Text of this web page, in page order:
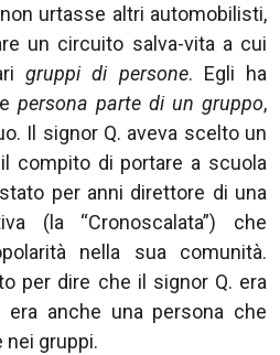
urtasse altri automobilisti,
un circuito salva-vita a cui
gruppi di persone. Egli ha
persona parte di un gruppo,
Il signor Q. aveva scelto un
compito di portare a scuola
per anni direttore di una
(la “Cronoscalata”) che
nella sua comunità.
per dire che il signor Q. era
anche una persona che
nei gruppi.